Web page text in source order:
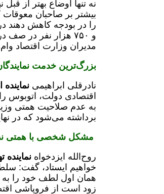
نه تنها اوضاع بهتر از
بیشتر بر صاحبان
را در بودجه کاهش دهند
و ۷۵۰ هزار نفر در
مدیران وزارت اقتصاد
بزرگ‌ترین خدمت
نادرقلی ابراهیمینماینده
اقتصادی دولت، اتوبوس
به عدم صلاحیت همتی
برداشته می‌شود که در
مشکل شخصی با همتی
روح‌الله ایزدخواه نماینده
خواهیم ایستاد، گفت:
همان اول لطف خود را
زود است از فروپاشی